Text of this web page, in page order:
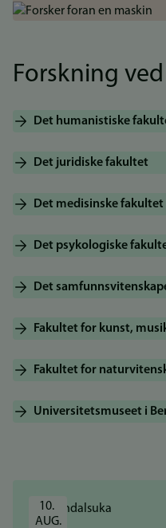
Bilde
Forskning
Det humanistiske
Det juridiske fakultet
Det medisinske fakultet
Det psykologiske
Det
Fakultet for kunst,
Fakultet for
Universitetsmuseet i
10.
AUG.